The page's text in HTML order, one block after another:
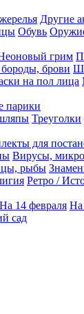
Другие
Обувь
грим
брови
на пол лица
парики
Треуголки
для
Вирусы,
рыбы
Ретро /
На 14 февраля На
сад